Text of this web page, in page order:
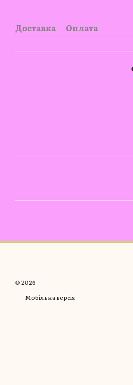
Доставка Оплата
© 2026
Мобільна версія